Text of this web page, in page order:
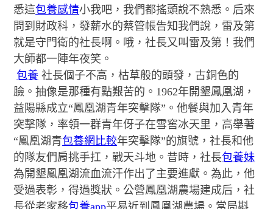
悉這包養感情小我吧，我們都搖頭說不熟悉。后來
問到財政科，發薪水的蔡管帳告知我們說，雷及第
就是守門衛的社長啊。哦，社長又叫雷及第！我們
大師都一陣年夜笑。
包養 社長個子不高，枯草般的頭發，古銅色的
臉。抽像是那種有點艱苦的。1962年開墾鳳凰湖，
益陽縣成立“鳳凰湖青年突擊隊”。他餐與加入青年
突擊隊，率領一群青年伢子在雪窖冰天里，高舉著
“鳳凰湖青包養網比較年突擊隊”的旗號，社長和他
的隊友們肩挑手扛，戰天斗地。昔時，社長包養妹
為開墾鳳凰湖流血流汗作出了主要進獻。為此，他
受過表彰，得過獎狀。公營鳳凰湖農場建成后，社
長從老家移包養app平易近到鳳凰湖農場。當局斟